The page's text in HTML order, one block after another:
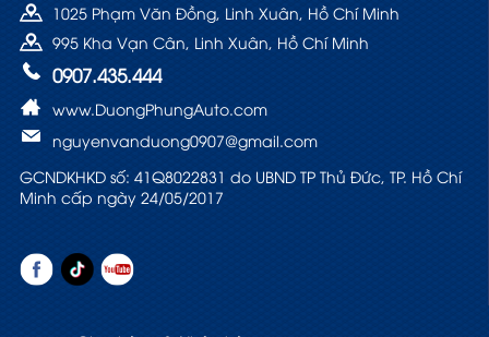
1025 Phạm Văn Đồng, Linh Xuân, Hồ Chí Minh
995 Kha Vạn Cân, Linh Xuân, Hồ Chí Minh
0907.435.444
www.DuongPhungAuto.com
nguyenvanduong0907@gmail.com
GCNDKHKD số: 41Q8022831 do UBND TP Thủ Đức, TP. Hồ Chí
Minh cấp ngày 24/05/2017